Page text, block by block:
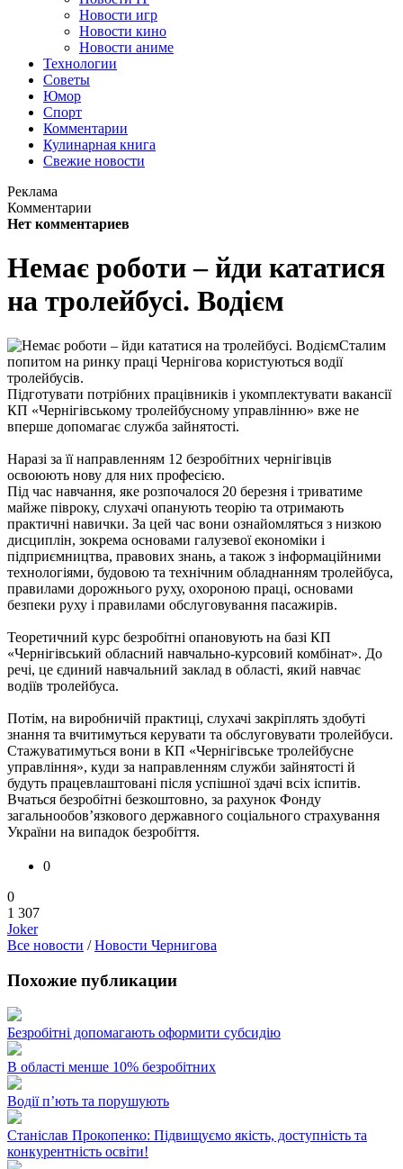
Новости игр
Новости кино
Новости аниме
Технологии
Советы
Юмор
Спорт
Комментарии
Кулинарная книга
Свежие новости
Реклама
Комментарии
Нет комментариев
Немає роботи – йди кататися
на тролейбусі. Водієм
Сталим
попитом на ринку праці Чернігова користуються водії
тролейбусів.
Підготувати потрібних працівників і укомплектувати вакансії
КП «Чернігівському тролейбусному управлінню» вже не
вперше допомагає служба зайнятості.
Наразі за її направленням 12 безробітних чернігівців
освоюють нову для них професією.
Під час навчання, яке розпочалося 20 березня і триватиме
майже півроку, слухачі опанують теорію та отримають
практичні навички. За цей час вони ознайомляться з низкою
дисциплін, зокрема основами галузевої економіки і
підприємництва, правових знань, а також з інформаційними
технологіями, будовою та технічним обладнанням тролейбуса,
правилами дорожнього руху, охороною праці, основами
безпеки руху і правилами обслуговування пасажирів.
Теоретичний курс безробітні опановують на базі КП
«Чернігівський обласний навчально-курсовий комбінат». До
речі, це єдиний навчальний заклад в області, який навчає
водіїв тролейбуса.
Потім, на виробничій практиці, слухачі закріплять здобуті
знання та вчитимуться керувати та обслуговувати тролейбуси.
Стажуватимуться вони в КП «Чернігівське тролейбусне
управління», куди за направленням служби зайнятості й
будуть працевлаштовані після успішної здачі всіх іспитів.
Вчаться безробітні безкоштовно, за рахунок Фонду
загальнообов’язкового державного соціального страхування
України на випадок безробіття.
0
0
1 307
Joker
Все новости /Новости Чернигова
Похожие публикации
Безробітні допомагають оформити субсидію
В області менше 10% безробітних
Водії п’ють та порушують
Станіслав Прокопенко: Підвищуємо якість, доступність та
конкурентність освіти!